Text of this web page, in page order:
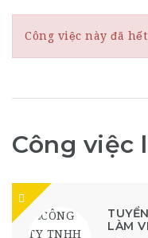
Công việc này đã
Công việc
LÀM